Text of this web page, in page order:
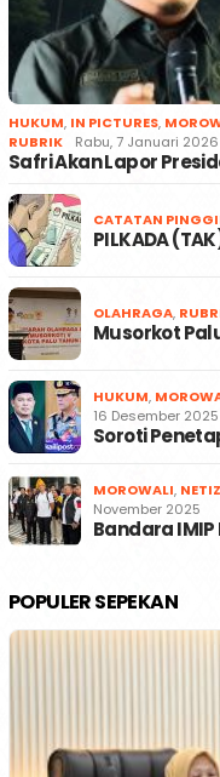
HUKUM, IN PICTURES,
RUBRIK
Rabu, 7 Januari 2026
Safri Akan Lapor
CATATAN
PILKADA
OLAHRAGA,
Musorkot
HUKUM,
16 Desember 2025
Soroti
MOROWALI,
November 2025
Bandara
POPULER SEPEKAN